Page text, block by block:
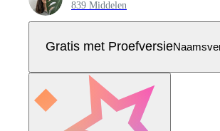
839 Middelen
Gratis met Proefversie